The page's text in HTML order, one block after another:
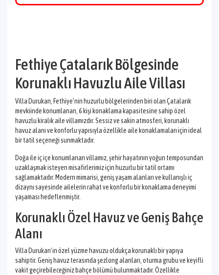
Fethiye Çatalarık Bölgesinde
Korunaklı Havuzlu Aile Villası
Villa Durukan, Fethiye’nin huzurlu bölgelerinden biri olan Çatalarık
mevkiinde konumlanan, 6 kişi konaklama kapasitesine sahip özel
havuzlu kiralık aile villamızdır. Sessiz ve sakin atmosferi, korunaklı
havuz alanı ve konforlu yapısıyla özellikle aile konaklamaları için ideal
bir tatil seçeneği sunmaktadır.
Doğa ile iç içe konumlanan villamız, şehir hayatının yoğun temposundan
uzaklaşmak isteyen misafirlerimiz için huzurlu bir tatil ortamı
sağlamaktadır. Modern mimarisi, geniş yaşam alanları ve kullanışlı iç
dizaynı sayesinde ailelerin rahat ve konforlu bir konaklama deneyimi
yaşaması hedeflenmiştir.
Korunaklı Özel Havuz ve Geniş Bahçe
Alanı
Villa Durukan’ın özel yüzme havuzu oldukça korunaklı bir yapıya
sahiptir. Geniş havuz terasında şezlong alanları, oturma grubu ve keyifli
vakit geçirebileceğiniz bahçe bölümü bulunmaktadır. Özellikle